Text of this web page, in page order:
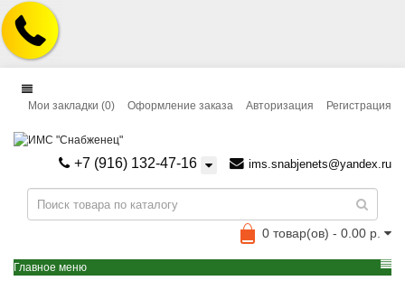
Авторизация Регистрация
Мои закладки (0) Оформление заказа
+7 (916) 132-47-16 ims.snabjenets@yandex.ru
0 товар(ов) - 0.00 р.
Главное меню